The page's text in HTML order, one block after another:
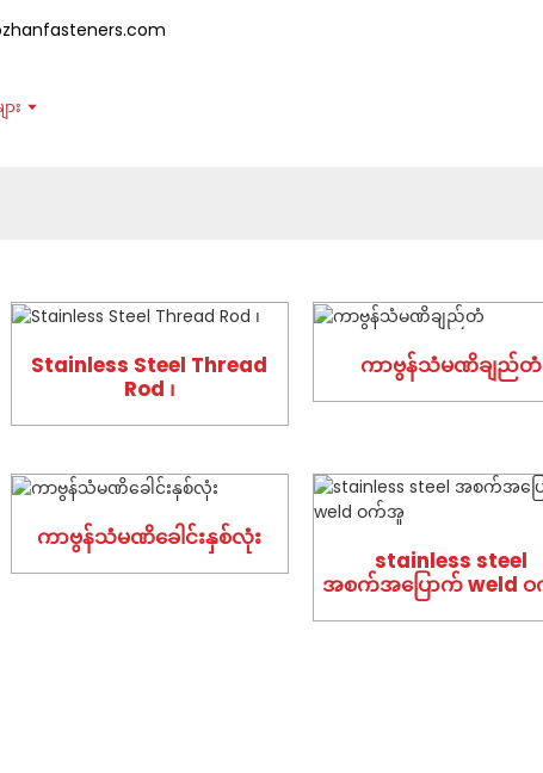
း
Stainless Steel Thread
Rod ၊
ကာဗွန်သံမဏိချည်တံ
ကာဗွန်သံမဏိခေါင်းနှစ်လုံး
stainless steel
အစက်အပြောက် weld